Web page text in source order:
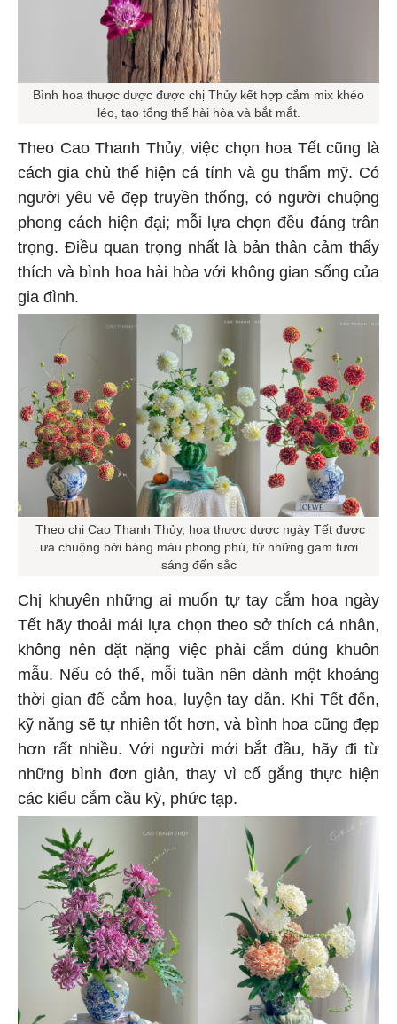
Bình hoa thược dược được chị Thủy kết hợp cắm mix khéo
léo, tạo tổng thể hài hòa và bắt mắt.
Theo Cao Thanh Thủy, việc chọn hoa Tết cũng là
cách gia chủ thể hiện cá tính và gu thẩm mỹ. Có
người yêu vẻ đẹp truyền thống, có người chuộng
phong cách hiện đại; mỗi lựa chọn đều đáng trân
trọng. Điều quan trọng nhất là bản thân cảm thấy
thích và bình hoa hài hòa với không gian sống của
gia đình.
Theo chị Cao Thanh Thủy, hoa thược dược ngày Tết được
ưa chuộng bởi bảng màu phong phú, từ những gam tươi
sáng đến sắc
Chị khuyên những ai muốn tự tay cắm hoa ngày
Tết hãy thoải mái lựa chọn theo sở thích cá nhân,
không nên đặt nặng việc phải cắm đúng khuôn
mẫu. Nếu có thể, mỗi tuần nên dành một khoảng
thời gian để cắm hoa, luyện tay dần. Khi Tết đến,
kỹ năng sẽ tự nhiên tốt hơn, và bình hoa cũng đẹp
hơn rất nhiều. Với người mới bắt đầu, hãy đi từ
những bình đơn giản, thay vì cố gắng thực hiện
các kiểu cắm cầu kỳ, phức tạp.